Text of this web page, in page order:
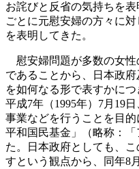
お詫びと反省の気持ちを
ごとに元慰安婦の方々に
を表明してきた。
慰安婦問題が多数の女性
であることから、日本政
を如何なる形で表すかに
平成7年（1995年）7月19
事業などを行うことを目
平和国民基金」（略称：
た。日本政府としても、
すという観点から、同年8